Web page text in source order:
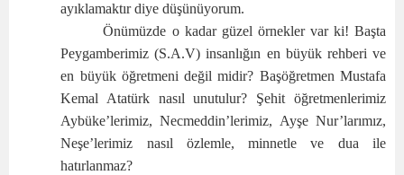
ayıklamaktır diye düşünüyorum.
Önümüzde o kadar güzel örnekler var ki! Başta
Peygamberimiz (S.A.V) insanlığın en büyük rehberi ve
en büyük öğretmeni değil midir? Başöğretmen Mustafa
Kemal Atatürk nasıl unutulur? Şehit öğretmenlerimiz
Aybüke’lerimiz, Necmeddin’lerimiz, Ayşe Nur’larımız,
Neşe’lerimiz nasıl özlemle, minnetle ve dua ile
hatırlanmaz?